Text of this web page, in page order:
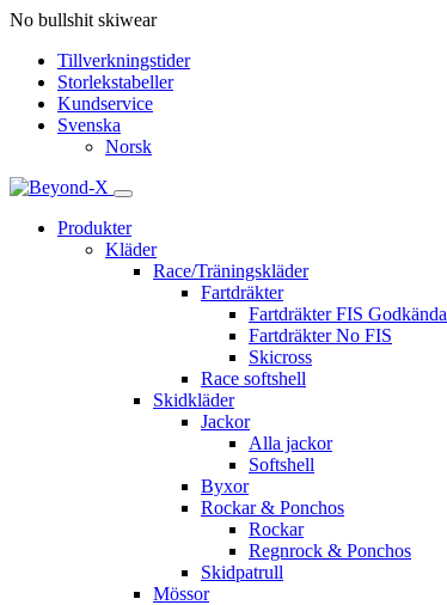
No bullshit skiwear
Tillverkningstider
Storlekstabeller
Kundservice
Svenska
Norsk
Produkter
Kläder
Race/Träningskläder
Fartdräkter
Fartdräkter FIS Godkända
Fartdräkter No FIS
Skicross
Race softshell
Skidkläder
Jackor
Alla jackor
Softshell
Byxor
Rockar & Ponchos
Rockar
Regnrock & Ponchos
Skidpatrull
Mössor